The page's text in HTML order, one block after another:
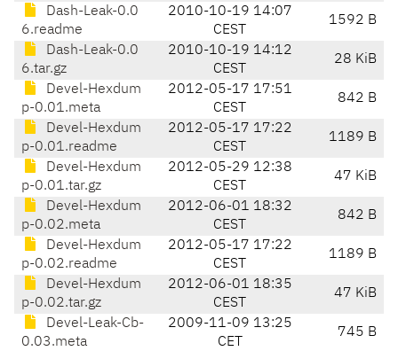
Dash-Leak-0.0
6.readme
2010-10-19 14:07
CEST
1592 B
Dash-Leak-0.0
6.tar.gz
2010-10-19 14:12
CEST
28 KiB
Devel-Hexdum
p-0.01.meta
2012-05-17 17:51
CEST
842 B
Devel-Hexdum
p-0.01.readme
2012-05-17 17:22
CEST
1189 B
Devel-Hexdum
p-0.01.tar.gz
2012-05-29 12:38
CEST
47 KiB
Devel-Hexdum
p-0.02.meta
2012-06-01 18:32
CEST
842 B
Devel-Hexdum
p-0.02.readme
2012-05-17 17:22
CEST
1189 B
Devel-Hexdum
p-0.02.tar.gz
2012-06-01 18:35
CEST
47 KiB
Devel-Leak-Cb-
0.03.meta
2009-11-09 13:25
CET
745 B